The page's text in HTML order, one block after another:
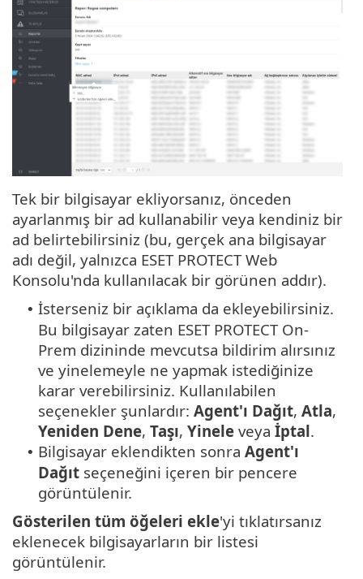
Tek bir bilgisayar ekliyorsanız, önceden
ayarlanmış bir ad kullanabilir veya kendiniz bir
ad belirtebilirsiniz (bu, gerçek ana bilgisayar
adı değil, yalnızca ESET PROTECT Web
Konsolu'nda kullanılacak bir görünen addır).
• İsterseniz bir açıklama da ekleyebilirsiniz.
Bu bilgisayar zaten ESET PROTECT On-
Prem dizininde mevcutsa bildirim alırsınız
ve yinelemeyle ne yapmak istediğinize
karar verebilirsiniz. Kullanılabilen
seçenekler şunlardır: Agent'ı Dağıt, Atla,
Yeniden Dene, Taşı, Yinele veya İptal.
• Bilgisayar eklendikten sonra Agent'ı
Dağıt seçeneğini içeren bir pencere
görüntülenir.
Gösterilen tüm öğeleri ekle'yi tıklatırsanız
eklenecek bilgisayarların bir listesi
görüntülenir.